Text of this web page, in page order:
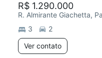
R$ 1.290.000
R. Almirante Giachetta,
3
2
Ver contato